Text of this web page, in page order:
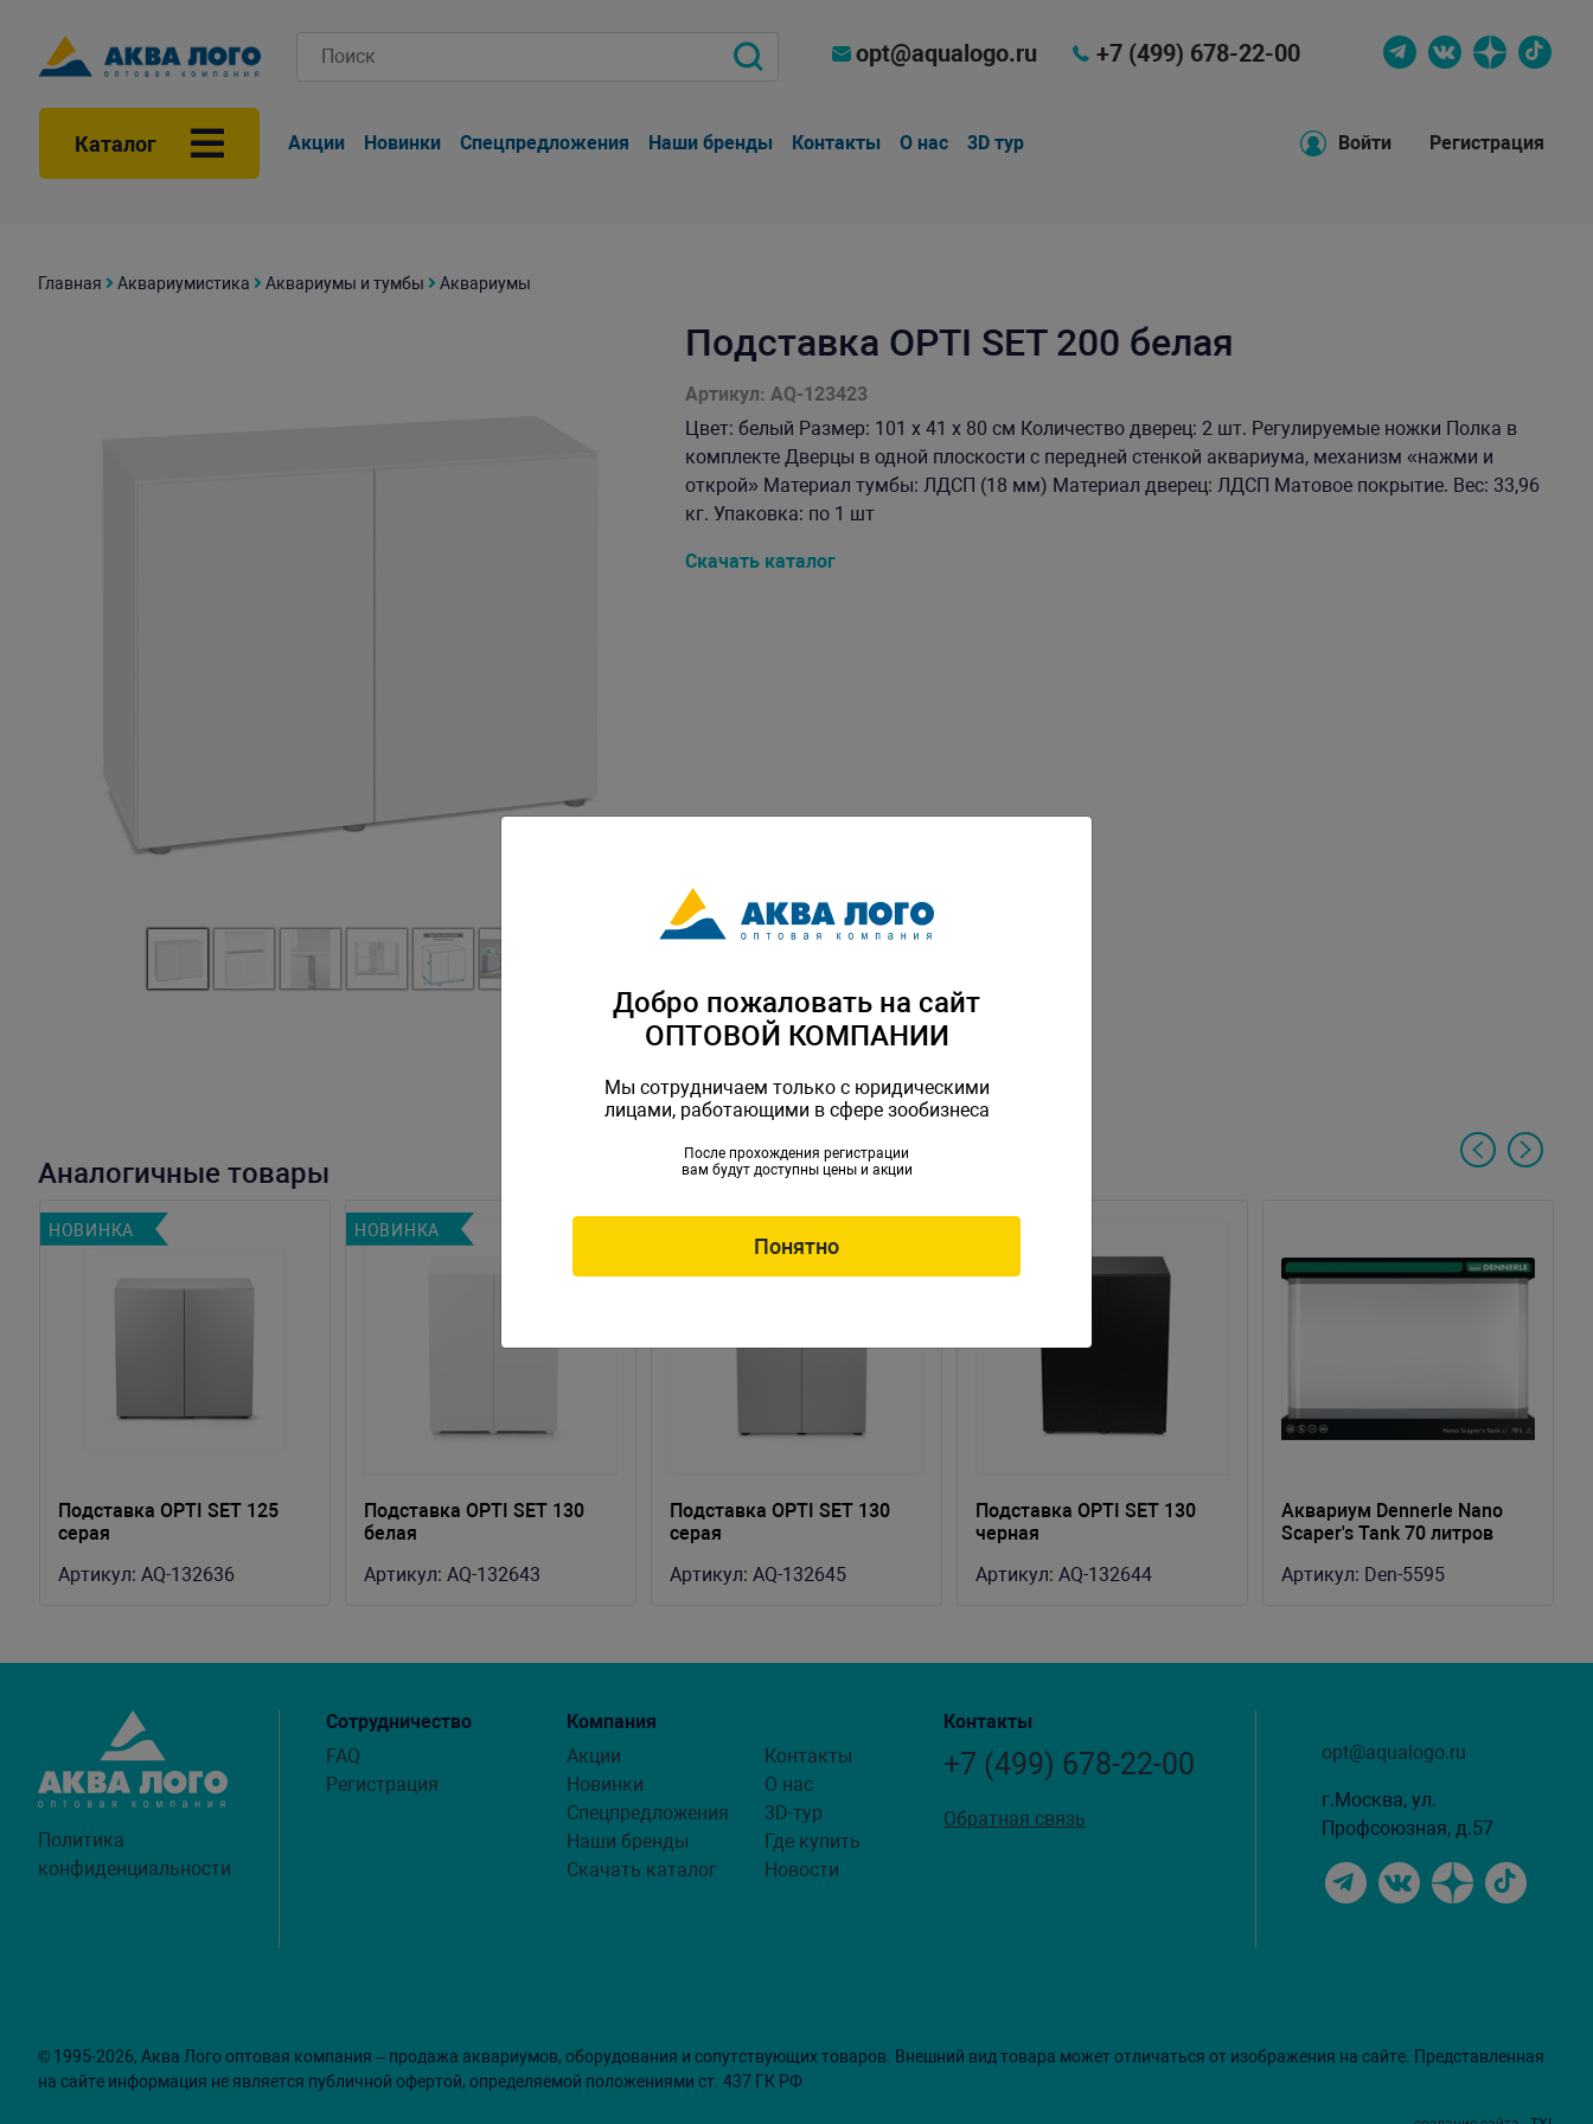
opt@aqualogo.ru +7 (499) 678-22-00
Каталог Акции Новинки Спецпредложения Наши бренды Контакты О нас 3D тур Войти Регистрация
Главная Аквариумистика Аквариумы и тумбы Аквариумы
Пoдставка OPTI SET 200 белая
Артикул: AQ-123423
Цвет: белый Размер: 101 x 41 x 80 см Количество дверец: 2 шт. Регулируемые ножки Полка в
комплекте Дверцы в одной плоскости с передней стенкой аквариума, механизм «нажми и
открой» Материал тумбы: ЛДСП (18 мм) Материал дверец: ЛДСП Матовое покрытие. Вес: 33,96
кг. Упаковка: по 1 шт
Скачать каталог
Аналогичные товары
Пoдставка OPTI SET 125
серая
Артикул: AQ-132636
НОВИНКА
Пoдставка OPTI SET 130
белая
Артикул: AQ-132643
НОВИНКА
Пoдставка OPTI SET 130
серая
Артикул: AQ-132645
Пoдставка OPTI SET 130
черная
Артикул: AQ-132644
Аквариум Dennerle Nano
Scaper's Tank 70 литров
Артикул: Den-5595
Политика
конфиденциальности
Сотрудничество
FAQ
Регистрация
Компания
Акции
Новинки
Спецпредложения
Наши бренды
Скачать каталог
Контакты
О нас
3D-тур
Где купить
Новости
Контакты
+7 (499) 678-22-00
Обратная связь
opt@aqualogo.ru
г.Москва, ул.
Профсоюзная, д.57
© 1995-2026, Аква Лого оптовая компания – продажа аквариумов, оборудования и сопутствующих товаров. Внешний вид товара может отличаться от изображения на сайте. Представленная
на сайте информация не является публичной офертой, определяемой положениями ст. 437 ГК РФ
Добро пожаловать на сайт
ОПТОВОЙ КОМПАНИИ
Мы сотрудничаем только с юридическими
лицами, работающими в сфере зообизнеса
После прохождения регистрации
вам будут доступны цены и акции
Понятно